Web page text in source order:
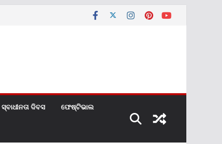
ସ୍ବାଧୀନତା ଦିବସ ଫେଷ୍ଟିଭାଲ